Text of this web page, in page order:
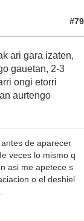
#79
ari gara izaten,
gauetan, 2-3
ongi etorri
aurtengo
de aparecer
veces lo mismo q
asi me apetece s
o el deshiel